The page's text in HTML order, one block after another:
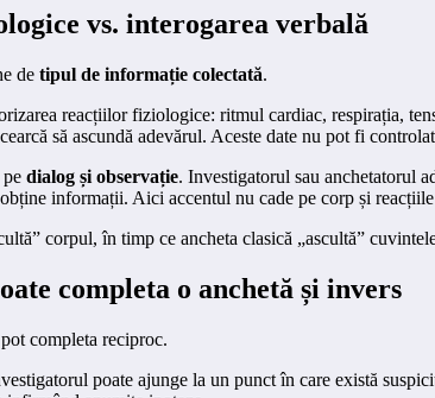
vs. interogarea verbală
de tipul de informație colectată.
reacțiilor fiziologice: ritmul cardiac, respirația,
să ascundă adevărul. Aceste date nu pot fi
dialog și observație. Investigatorul sau anchetatorul
informații. Aici accentul nu cade pe corp și
corpul, în timp ce ancheta clasică „ascultă”
completa o anchetă și invers
completa reciproc.
poate ajunge la un punct în care există